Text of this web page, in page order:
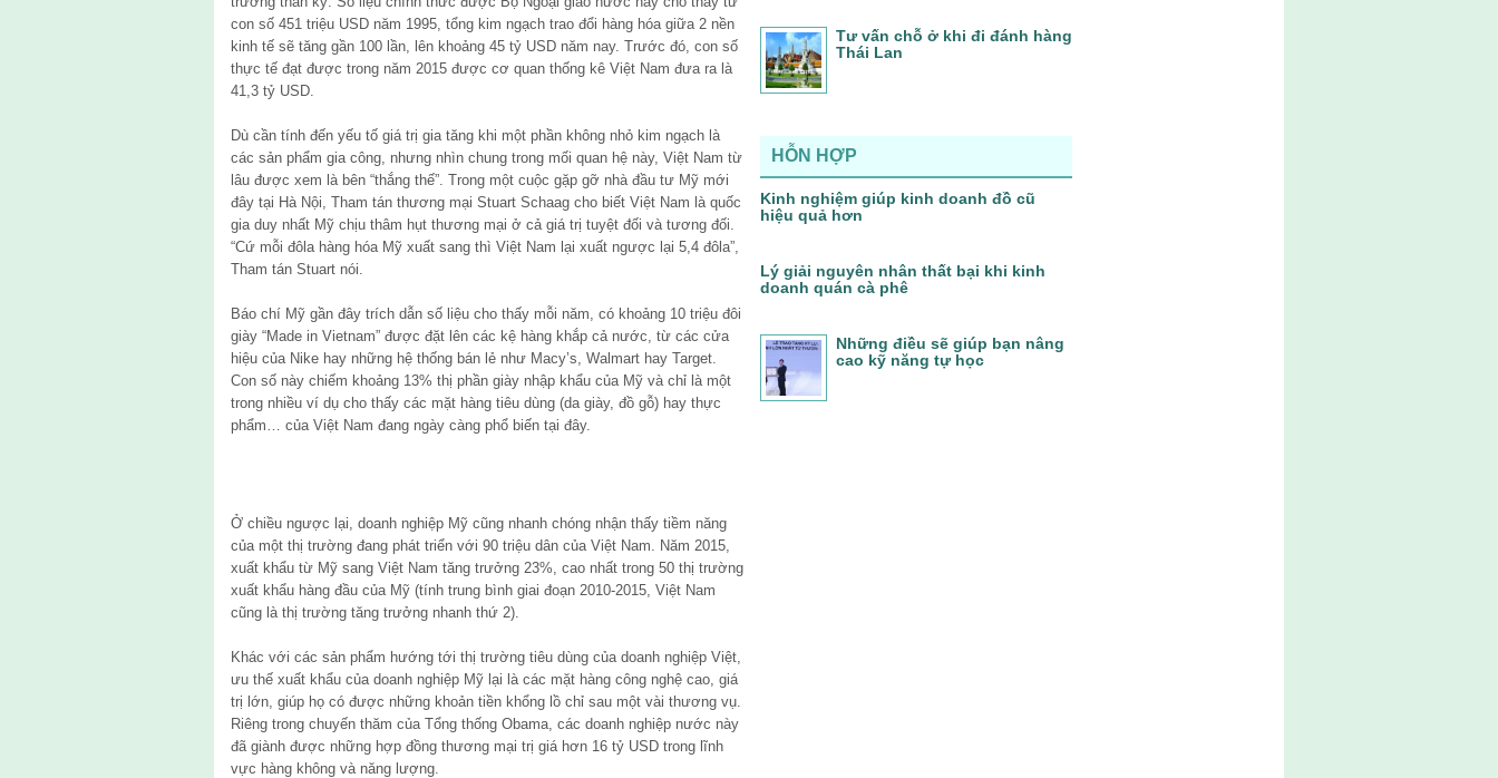
con số 451 triệu USD năm 1995, tổng kim ngạch trao đổi hàng hóa giữa 2 nền
kinh tế sẽ tăng gần 100 lần, lên khoảng 45 tỷ USD năm nay. Trước đó, con số
thực tế đạt được trong năm 2015 được cơ quan thống kê Việt Nam đưa ra là
41,3 tỷ USD.
Dù cần tính đến yếu tố giá trị gia tăng khi một phần không nhỏ kim ngạch là
các sản phẩm gia công, nhưng nhìn chung trong mối quan hệ này, Việt Nam từ
lâu được xem là bên “thắng thế”. Trong một cuộc gặp gỡ nhà đầu tư Mỹ mới
đây tại Hà Nội, Tham tán thương mại Stuart Schaag cho biết Việt Nam là quốc
gia duy nhất Mỹ chịu thâm hụt thương mại ở cả giá trị tuyệt đối và tương đối.
“Cứ mỗi đôla hàng hóa Mỹ xuất sang thì Việt Nam lại xuất ngược lại 5,4 đôla”,
Tham tán Stuart nói.
Báo chí Mỹ gần đây trích dẫn số liệu cho thấy mỗi năm, có khoảng 10 triệu đôi
giày “Made in Vietnam” được đặt lên các kệ hàng khắp cả nước, từ các cửa
hiệu của Nike hay những hệ thống bán lẻ như Macy’s, Walmart hay Target.
Con số này chiếm khoảng 13% thị phần giày nhập khẩu của Mỹ và chỉ là một
trong nhiều ví dụ cho thấy các mặt hàng tiêu dùng (da giày, đồ gỗ) hay thực
phẩm… của Việt Nam đang ngày càng phổ biến tại đây.
Ở chiều ngược lại, doanh nghiệp Mỹ cũng nhanh chóng nhận thấy tiềm năng
của một thị trường đang phát triển với 90 triệu dân của Việt Nam. Năm 2015,
xuất khẩu từ Mỹ sang Việt Nam tăng trưởng 23%, cao nhất trong 50 thị trường
xuất khẩu hàng đầu của Mỹ (tính trung bình giai đoạn 2010-2015, Việt Nam
cũng là thị trường tăng trưởng nhanh thứ 2).
Khác với các sản phẩm hướng tới thị trường tiêu dùng của doanh nghiệp Việt,
ưu thế xuất khẩu của doanh nghiệp Mỹ lại là các mặt hàng công nghệ cao, giá
trị lớn, giúp họ có được những khoản tiền khổng lồ chỉ sau một vài thương vụ.
Riêng trong chuyến thăm của Tổng thống Obama, các doanh nghiệp nước này
đã giành được những hợp đồng thương mại trị giá hơn 16 tỷ USD trong lĩnh
vực hàng không và năng lượng.
Tư vấn chỗ ở khi đi đánh hàng
Thái Lan
HỖN HỢP
Kinh nghiệm giúp kinh doanh đồ cũ
hiệu quả hơn
Lý giải nguyên nhân thất bại khi kinh
doanh quán cà phê
Những điều sẽ giúp bạn nâng
cao kỹ năng tự học